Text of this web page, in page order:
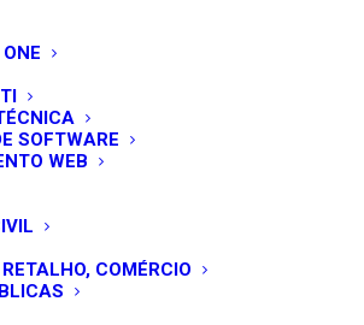
SOFTWARE
WEB
COMÉRCIO